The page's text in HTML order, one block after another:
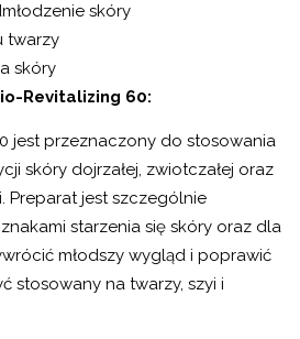
skóry
twarzy
skóry
Revitalizing 60:
jest przeznaczony do stosowania
skóry dojrzałej, zwiotczałej oraz
Preparat jest szczególnie
starzenia się skóry oraz dla
młodszy wygląd i poprawić
stosowany na twarzy, szyi i